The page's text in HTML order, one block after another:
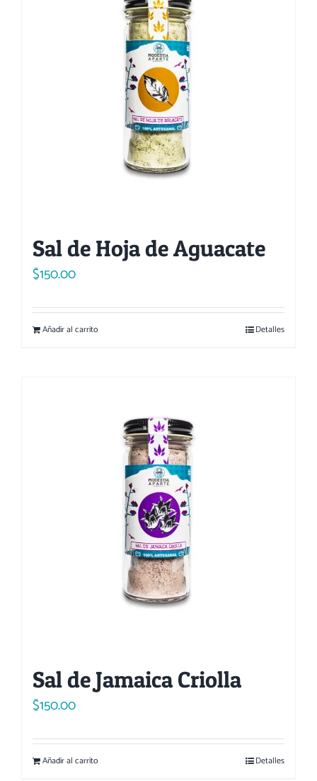
Sal de Hoja de Aguacate
$150.00
Añadir al carrito Detalles
Sal de Jamaica Criolla
$150.00
Añadir al carrito Detalles